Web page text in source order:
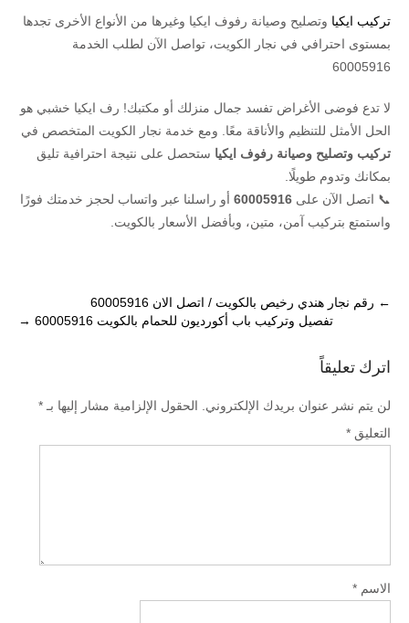
تركيب ايكيا وتصليح وصيانة رفوف ايكيا وغيرها من الأنواع الأخرى تجدها
بمستوى احترافي في نجار الكويت، تواصل الآن لطلب الخدمة
60005916
لا تدع فوضى الأغراض تفسد جمال منزلك أو مكتبك! رف ايكيا خشبي هو
الحل الأمثل للتنظيم والأناقة معًا. ومع خدمة نجار الكويت المتخصص في
تركيب وتصليح وصيانة رفوف ايكيا ستحصل على نتيجة احترافية تليق
بمكانك وتدوم طويلًا.
📞 اتصل الآن على 60005916 أو راسلنا عبر واتساب لحجز خدمتك فورًا
واستمتع بتركيب آمن، متين، وبأفضل الأسعار بالكويت.
Post
navigation
← رقم نجار هندي رخيص بالكويت / اتصل الان 60005916
تفصيل وتركيب باب أكورديون للحمام بالكويت 60005916
→
اترك تعليقاً
لن يتم نشر عنوان بريدك الإلكتروني. الحقول الإلزامية مشار إليها بـ *
التعليق *
الاسم *